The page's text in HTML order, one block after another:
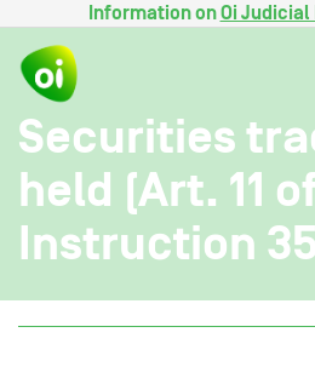
Information onOi Judicial
Securities
held (Art. 11
Instruction